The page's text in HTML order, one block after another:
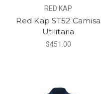
RED KAP
Red Kap ST52 Camisa
Utilitaria
$451.00